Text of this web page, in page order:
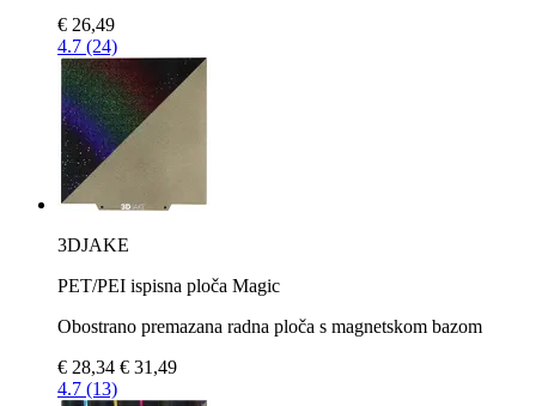
€ 26,49
4.7 (24)
3DJAKE
PET/PEI ispisna ploča Magic
Obostrano premazana radna ploča s magnetskom bazom
€ 28,34 € 31,49
4.7 (13)